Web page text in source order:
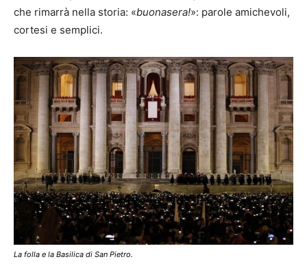
che rimarrà nella storia: «buonasera!»: parole amichevoli,
cortesi e semplici.
La folla e la Basilica di San Pietro.